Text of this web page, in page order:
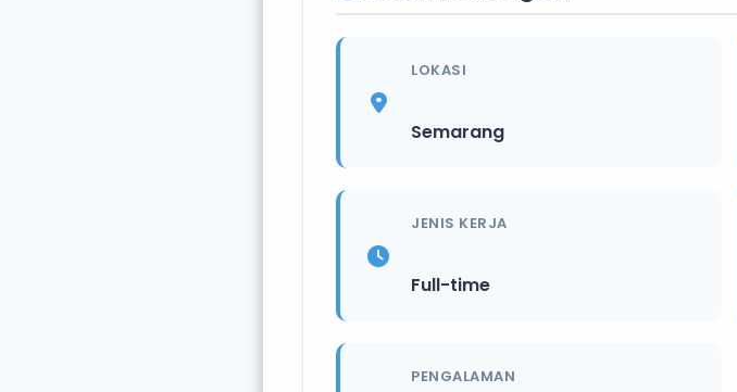
LOKASI
Semarang
JENIS KERJA
Full-time
PENGALAMAN